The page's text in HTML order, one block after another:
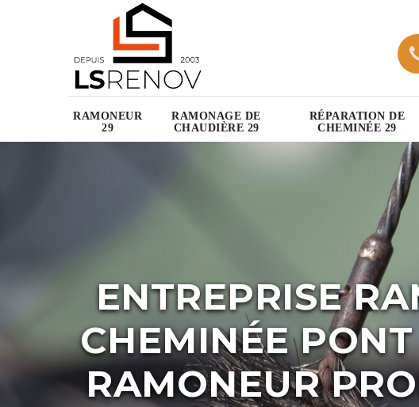
RAMONEUR
29
RAMONAGE DE
CHAUDIÈRE 29
RÉPARATION DE
CHEMINÉE 29
ENTREPRISE
CHEMINÉE
RAMONEUR